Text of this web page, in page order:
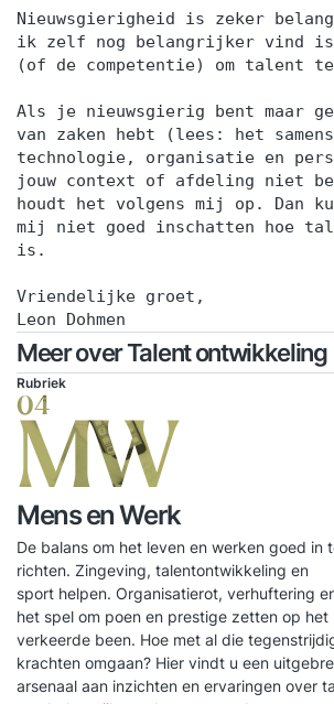
Nieuwsgierigheid is zeker
ik zelf nog belangrijker vind is
(of de competentie) om talent te
Als je nieuwsgierig bent maar
van zaken hebt (lees: het
technologie, organisatie en
jouw context of afdeling niet
houdt het volgens mij op. Dan
mij niet goed inschatten hoe
is.
Vriendelijke groet,
Leon Dohmen
Meer over Talent ontwikkeling
Rubriek
04
MW
Mens en Werk
De balans om het leven en werken goed in
richten. Zingeving, talentontwikkeling en
sport helpen. Organisatierot, verhuftering
het spel om poen en prestige zetten op het
verkeerde been. Hoe met al die
krachten omgaan? Hier vindt u een
arsenaal aan inzichten en ervaringen over